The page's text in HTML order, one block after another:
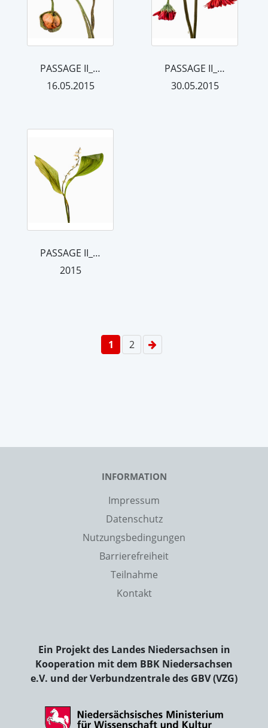
PASSAGE II_24
16.05.2015
PASSAGE II_38
30.05.2015
PASSAGE II_44
2015
1 2
INFORMATION
Impressum
Datenschutz
Nutzungsbedingungen
Barrierefreiheit
Teilnahme
Kontakt
Ein Projekt des Landes Niedersachsen in
Kooperation mit dem BBK Niedersachsen
e.V. und der Verbundzentrale des GBV (VZG)